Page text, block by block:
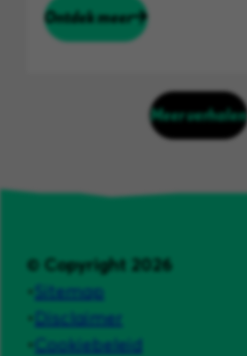
Ontdek meer
Meer verhalen
© Copyright 2026
Sitemap
Disclaimer
Cookiebeleid